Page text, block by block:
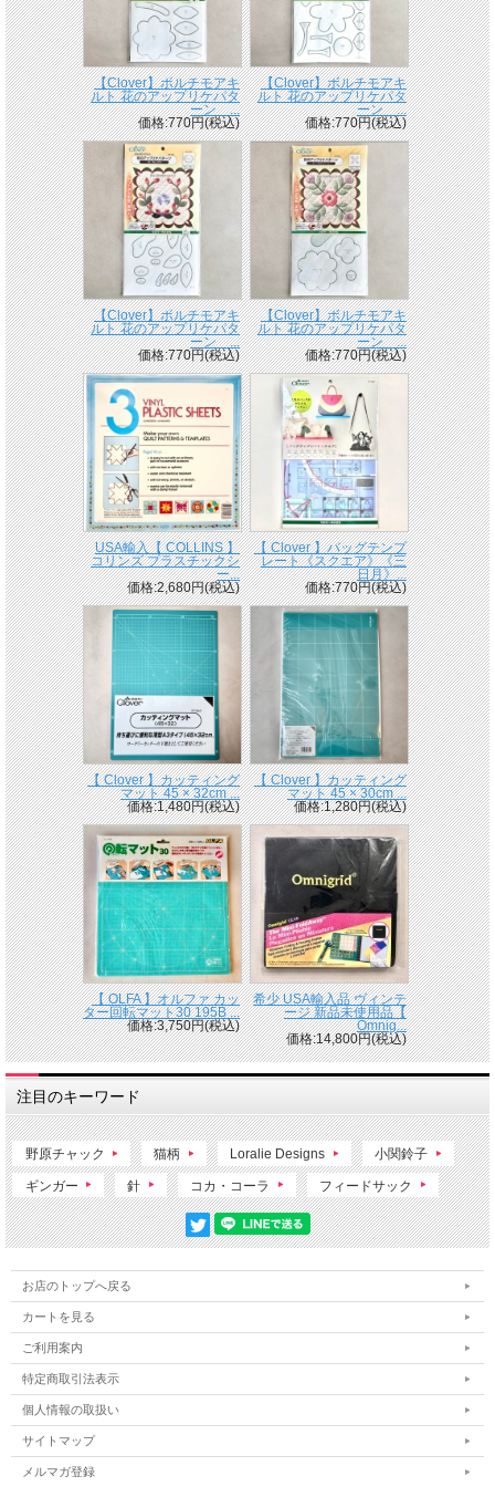
【Clover】ボルチモアキ
ルト 花のアップリケパタ
ーン ...
価格:770円(税込)
【Clover】ボルチモアキ
ルト 花のアップリケパタ
ーン ...
価格:770円(税込)
【Clover】ボルチモアキ
ルト 花のアップリケパタ
ーン ...
価格:770円(税込)
【Clover】ボルチモアキ
ルト 花のアップリケパタ
ーン ...
価格:770円(税込)
USA輸入【 COLLINS 】
コリンズ プラスチックシ
ー...
価格:2,680円(税込)
【 Clover 】バッグテンプ
レート《スクエア》《三
日月》...
価格:770円(税込)
【 Clover 】カッティング
マット 45 × 32cm ...
価格:1,480円(税込)
【 Clover 】カッティング
マット 45 × 30cm ...
価格:1,280円(税込)
【 OLFA 】オルファ カッ
ター回転マット30 195B ...
価格:3,750円(税込)
希少 USA輸入品 ヴィンテ
ージ 新品未使用品【
Omnig...
価格:14,800円(税込)
注目のキーワード
野原チャック 猫柄 Loralie Designs 小関鈴子
ギンガー 針 コカ・コーラ フィードサック
お店のトップへ戻る
カートを見る
ご利用案内
特定商取引法表示
個人情報の取扱い
サイトマップ
メルマガ登録